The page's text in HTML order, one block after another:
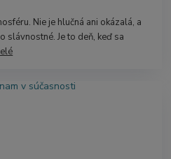
Nie je hlučná ani okázalá, a
slávnostné. Je to deň, keď sa